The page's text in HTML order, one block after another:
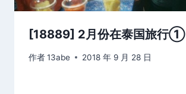
[18889] 2月份在泰国旅行①
作者13abe 2018 年 9 月 28 日